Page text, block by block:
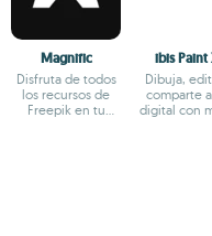
Magnific
Disfruta de todos
los recursos de
Freepik en tu
ibis Paint
Dibuja,
comparte
digital con